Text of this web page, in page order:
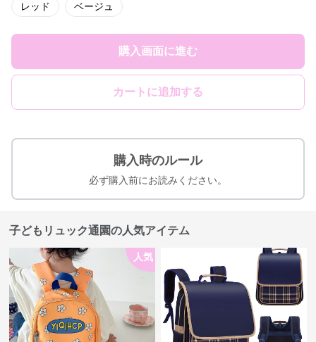
レッド ベージュ
購入画面に進む
カートに追加する
購入時のルール
必ず購入前にお読みください。
子どもリュック通園の人気アイテム
人気